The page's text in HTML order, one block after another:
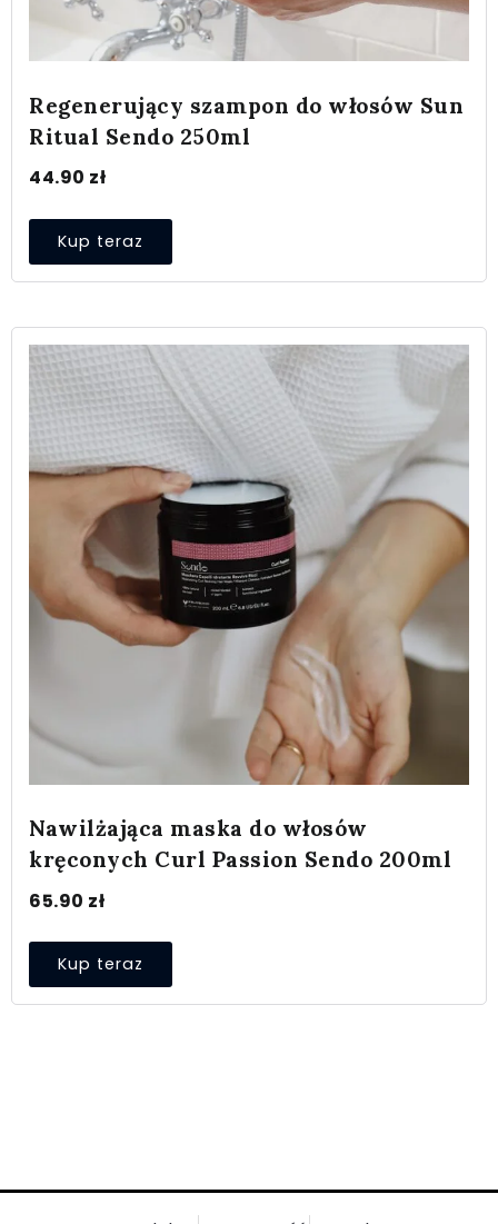
Regenerujący szampon do włosów Sun
Ritual Sendo 250ml
44.90 zł
Kup teraz
Nawilżająca maska do włosów
kręconych Curl Passion Sendo 200ml
65.90 zł
Kup teraz